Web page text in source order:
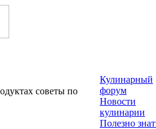
советы по
Кулинарный
форум
Новости
кулинарии
Полезно